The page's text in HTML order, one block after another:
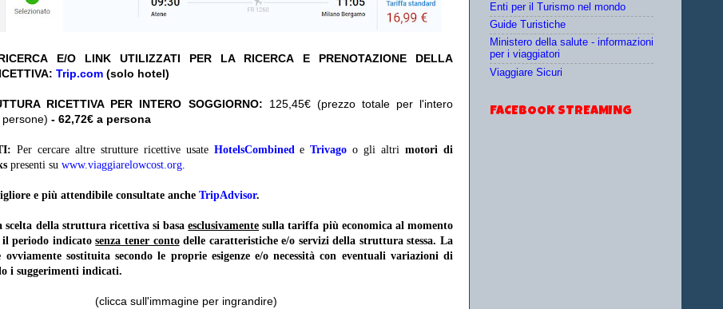
E/O LINK UTILIZZATI PER LA RICERCA E PRENOTAZIONE DELLA
Trip.com (solo hotel)
RICETTIVA PER INTERO SOGGIORNO: 125,45€ (prezzo totale per l'intero
- 62,72€ a persona
Per cercare altre strutture ricettive usate HotelsCombinedeTrivago o gli altrimotori di
presenti su www.viaggiarelowcost.org.
e più attendibile consultate anche TripAdvisor.
scelta della struttura ricettiva si basaesclusivamente sulla tariffa più economica al momento
il periodo indicatosenza tener contodelle caratteristiche e/o servizi della struttura stessa. La
ovviamente sostituita secondo le proprie esigenze e/o necessità con eventuali variazioni di
i suggerimenti indicati.
(clicca sull'immagine per ingrandire)
Enti per il Turismo nel mondo
Guide Turistiche
Ministero della salute - informazioni
per i viaggiatori
Viaggiare Sicuri
FACEBOOK STREAMING